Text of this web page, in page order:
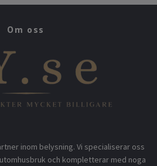
Om oss
inom belysning. Vi specialiserar oss
och kompletterar med noga